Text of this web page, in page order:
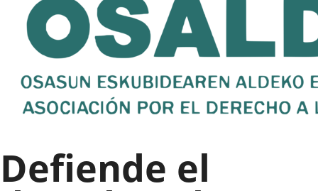
Defiende el